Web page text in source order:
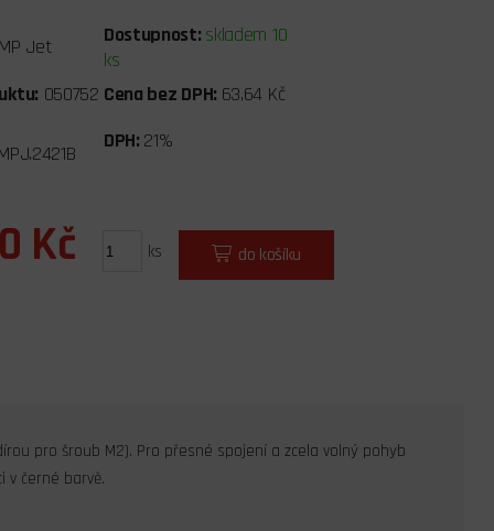
Jet Dostupnost: skladem 10
ks
050752 Cena bez DPH: 63,64 Kč
DPH: 21%
Kč ks do košíku
pro šroub M2). Pro přesné spojení a zcela volný pohyb
v černé barvě.